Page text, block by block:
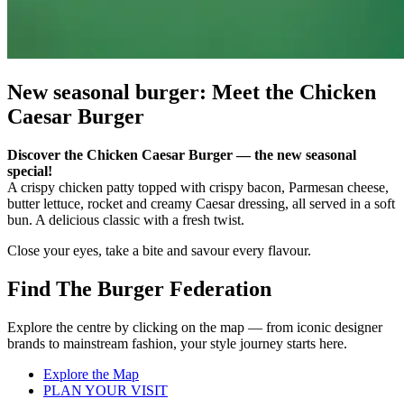
New seasonal burger: Meet the Chicken
Caesar Burger
Discover the Chicken Caesar Burger — the new seasonal
special!
A crispy chicken patty topped with crispy bacon, Parmesan cheese,
butter lettuce, rocket and creamy Caesar dressing, all served in a soft
bun. A delicious classic with a fresh twist.
Close your eyes, take a bite and savour every flavour.
Find The Burger Federation
Explore the centre by clicking on the map — from iconic designer
brands to mainstream fashion, your style journey starts here.
Explore the Map
PLAN YOUR VISIT